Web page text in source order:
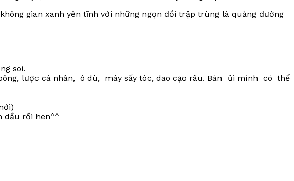
gian xanh yên tĩnh với những ngọn đồi trập trùng là quảng đường
soi.
lược cá nhân, ô dù, máy sấy tóc, dao cạo râu. Bàn ủi mình có thể
dầu rồi hen^^